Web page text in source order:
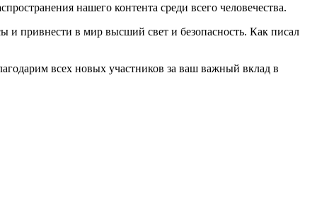
нашего контента среди всего человечества.
и привнести в мир высший свет и безопасность. Как писал
всех новых участников за ваш важный вклад в